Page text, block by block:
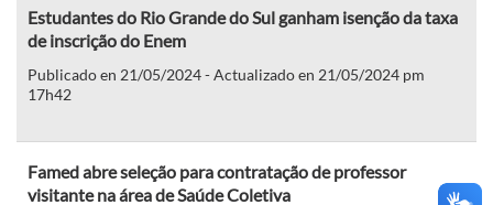
Estudantes do Rio Grande do Sul ganham isenção da taxa
de inscrição do Enem
Publicado en 21/05/2024 - Actualizado en 21/05/2024 pm
17h42
Famed abre seleção para contratação de professor
visitante na área de Saúde Coletiva